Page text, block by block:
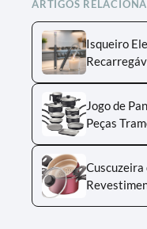
ARTIGOS
Isqueiro
Jogo de
Peças
Cuscuzeira